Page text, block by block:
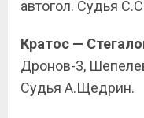
автогол. Судья
Кратос —
Дронов-3,
Судья А.Щедрин.